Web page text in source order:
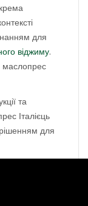
для
віджиму.
маслопрес
та
Італієць
для